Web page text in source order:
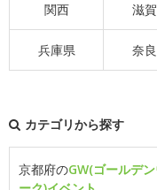
関西 滋
兵庫県 奈
カテゴリから探す
京都府のGW(ゴールデ